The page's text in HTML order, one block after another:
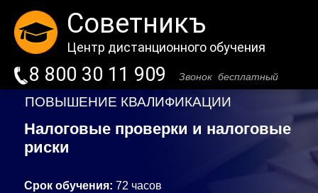
Советникъ
Центр дистанционного обучения
8 800 30 11 909 Звонок бесплатный
ПОВЫШЕНИЕ КВАЛИФИКАЦИИ
Налоговые проверки и налоговые
риски
Срок обучения: 72 часов